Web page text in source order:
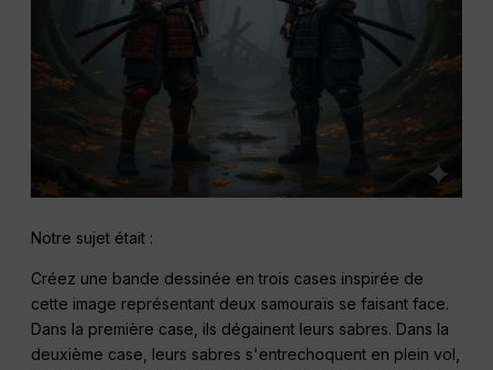
Notre sujet était :
Créez une bande dessinée en trois cases inspirée de
cette image représentant deux samouraïs se faisant face.
Dans la première case, ils dégainent leurs sabres. Dans la
deuxième case, leurs sabres s'entrechoquent en plein vol,